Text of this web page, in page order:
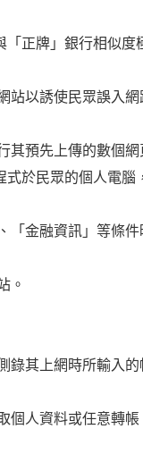
正牌」銀行相似
以誘使民眾誤入
預先上傳的數個
於民眾的個人電腦
金融資訊」等條
。
其上網時所輸入
個人資料或任意轉帳